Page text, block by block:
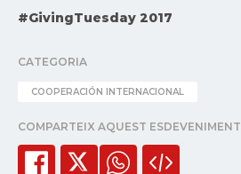
#GivingTuesday 2017
CATEGORIA
COOPERACIÓN INTERNACIONAL
COMPARTEIX AQUEST ESDEVENIMENT